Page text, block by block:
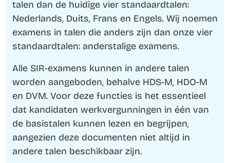
talen dan de huidige vier standaardtalen:
Nederlands, Duits, Frans en Engels. Wij noemen
examens in talen die anders zijn dan onze vier
standaardtalen: anderstalige examens.
Alle SIR-examens kunnen in andere talen
worden aangeboden, behalve HDS-M, HDO-M
en DVM. Voor deze functies is het essentieel
dat kandidaten werkvergunningen in één van
de basistalen kunnen lezen en begrijpen,
aangezien deze documenten niet altijd in
andere talen beschikbaar zijn.